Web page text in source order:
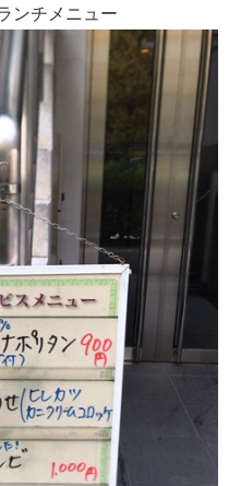
ンチメニュー